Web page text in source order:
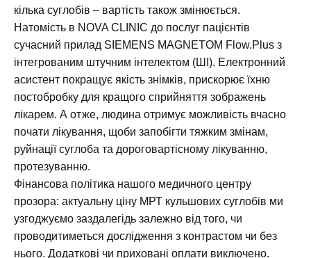
кілька суглобів – вартість також змінюється.
Натомість в NOVA CLINIC до послуг пацієнтів
сучасний прилад SIEMENS MAGNETOM Flow.Plus з
інтегрованим штучним інтелектом (ШІ). Електронний
асистент покращує якість знімків, прискорює їхню
постобробку для кращого сприйняття зображень
лікарем. А отже, людина отримує можливість вчасно
почати лікування, щоби запобігти тяжким змінам,
руйнації суглоба та дороговартісному лікуванню,
протезуванню.
Фінансова політика нашого медичного центру
прозора: актуальну ціну МРТ кульшових суглобів ми
узгоджуємо заздалегідь залежно від того, чи
проводитиметься дослідження з контрастом чи без
нього. Додаткові чи приховані оплати виключено.